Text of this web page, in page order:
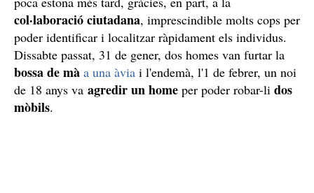
col·laboració ciutadana, imprescindible molts cops per
poder identificar i localitzar ràpidament els individus.
Dissabte passat, 31 de gener, dos homes van furtar la
bossa de mà a una àvia i l'endemà, l'1 de febrer, un noi
de 18 anys va agredir un home per poder robar-li dos
mòbils.